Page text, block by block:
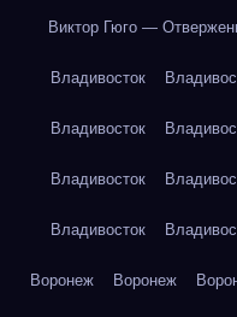
Виктор Гюго —
Владивосток
Владивосток
Владивосток
Владивосток
Воронеж Воронеж